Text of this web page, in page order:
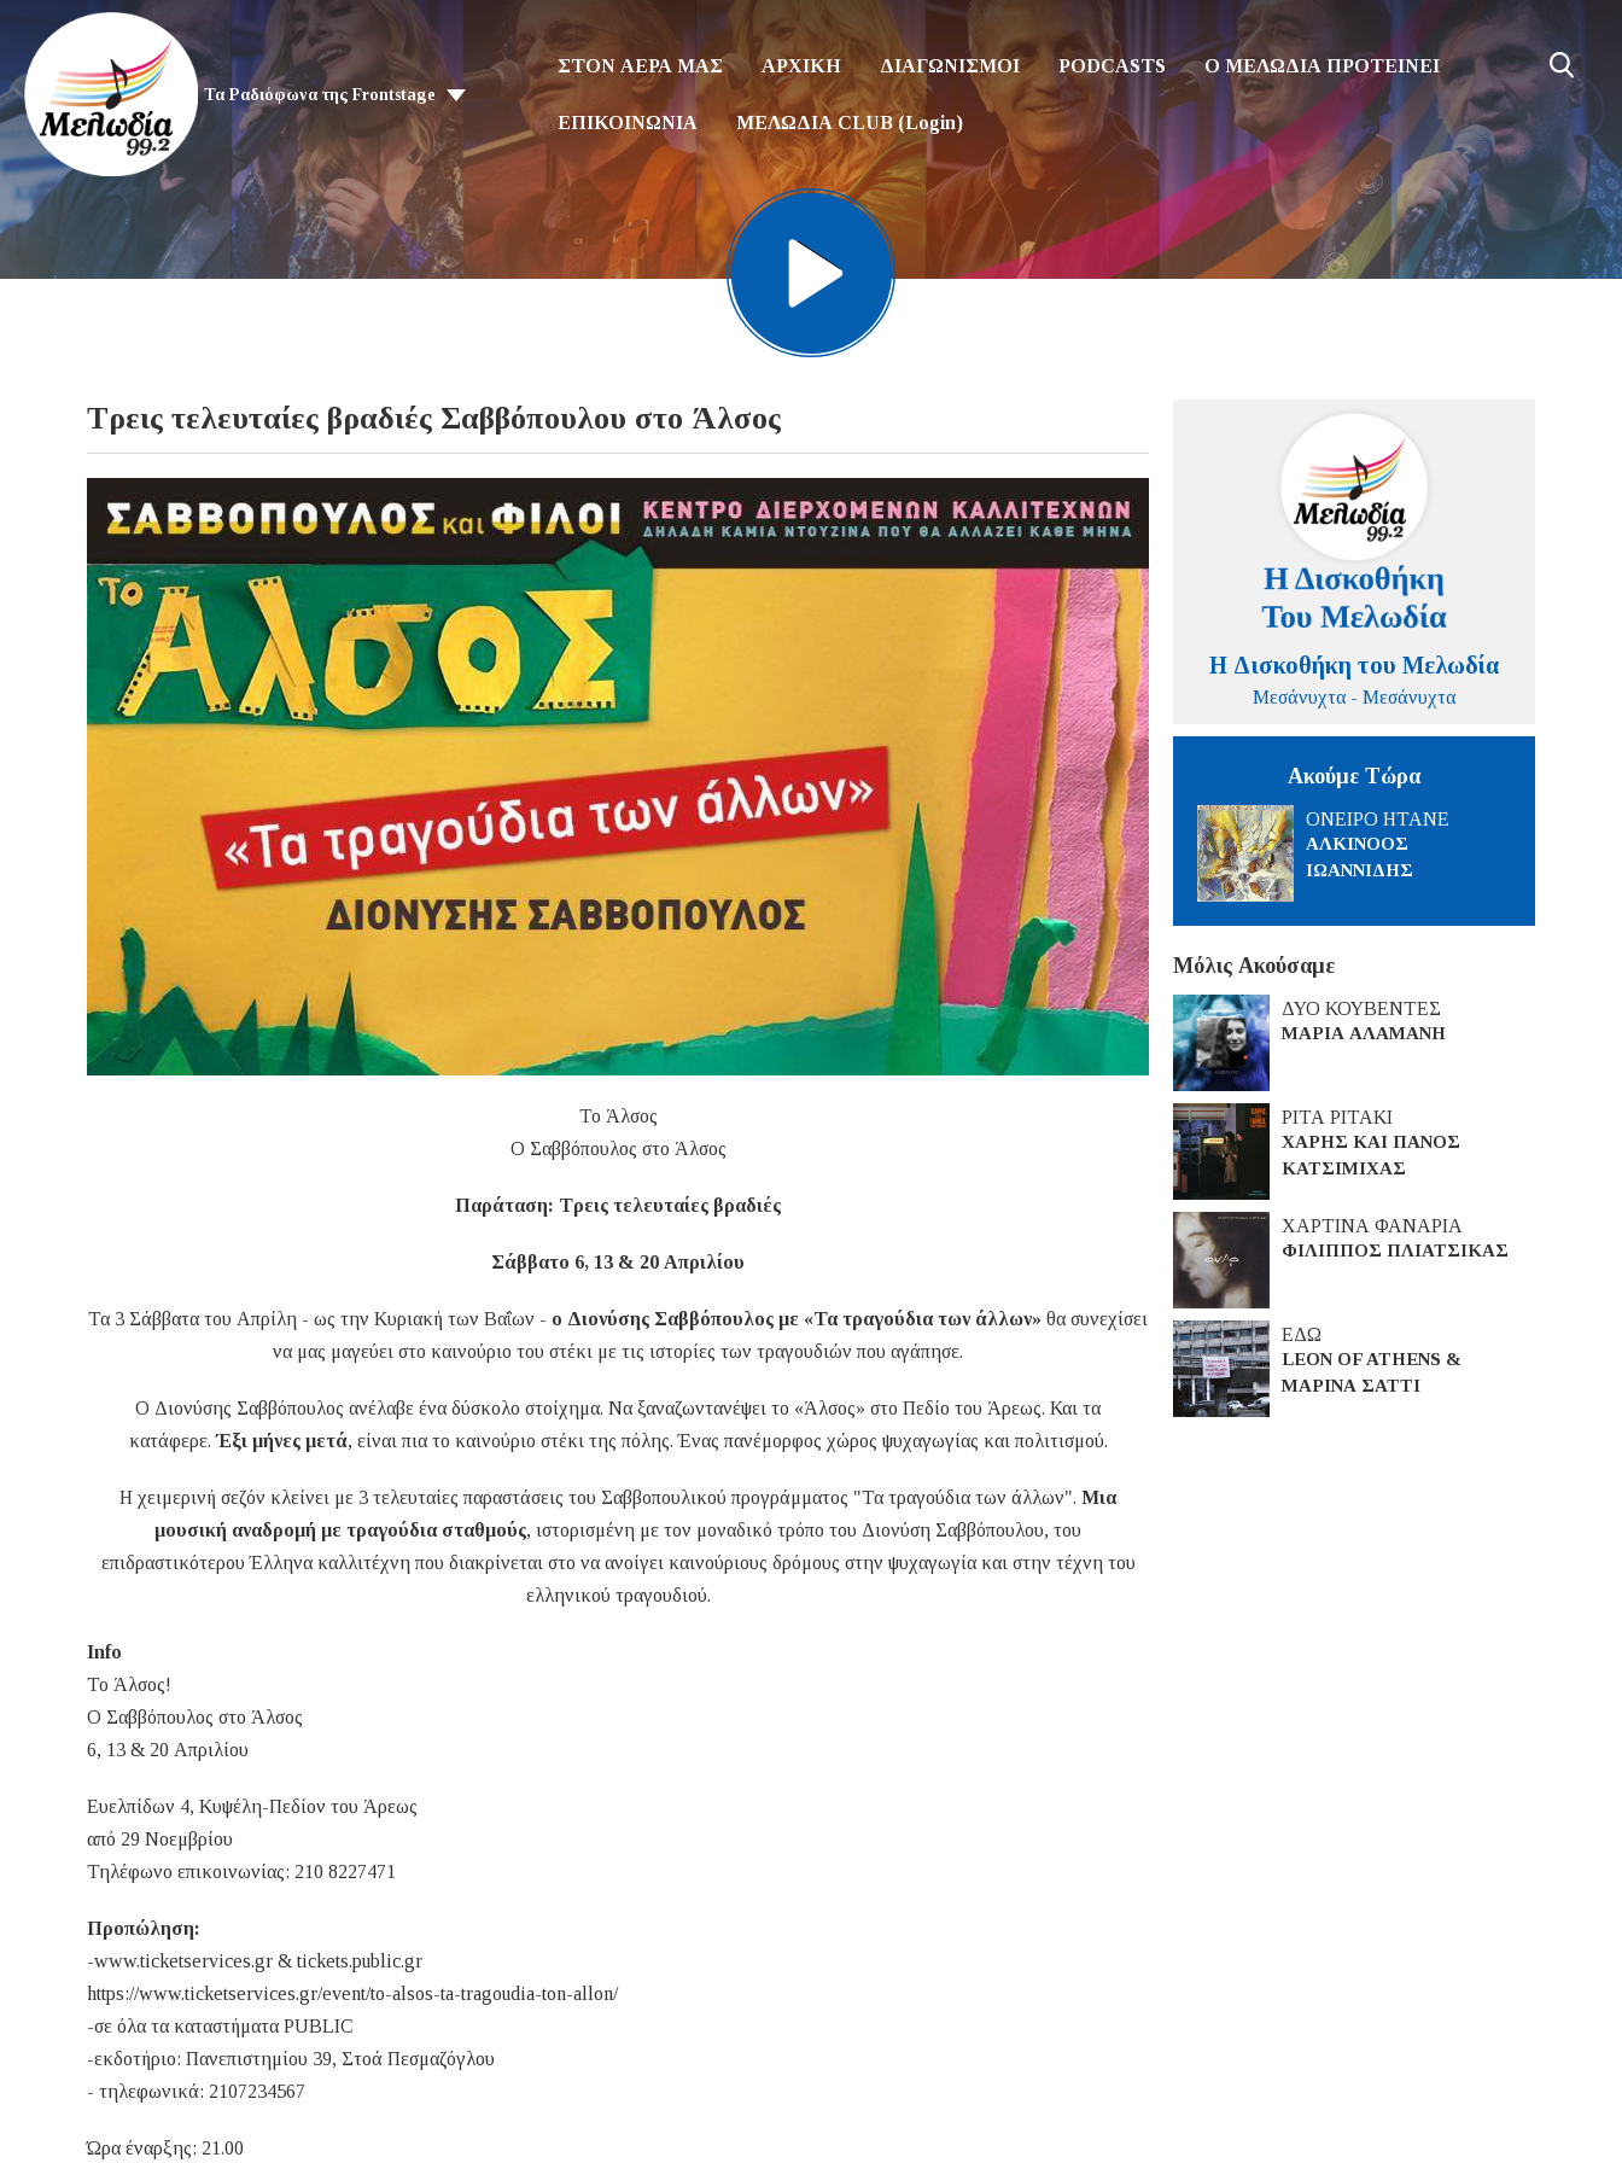
Τα Ραδιόφωνα της Frontstage
ΣΤΟΝ ΑΕΡΑ ΜΑΣ ΑΡΧΙΚΗ ΔΙΑΓΩΝΙΣΜΟΙ PODCASTS Ο ΜΕΛΩΔΙΑ ΠΡΟΤΕΙΝΕΙ
ΕΠΙΚΟΙΝΩΝΙΑ ΜΕΛΩΔΙΑ CLUB (Login)
Τρεις τελευταίες βραδιές Σαββόπουλου στο Άλσος
Το Άλσος
Ο Σαββόπουλος στο Άλσος
Παράταση: Τρεις τελευταίες βραδιές
Σάββατο 6, 13 & 20 Απριλίου
Τα 3 Σάββατα του Απρίλη - ως την Κυριακή των Βαΐων - ο Διονύσης Σαββόπουλος με «Τα τραγούδια των άλλων» θα συνεχίσει
να μας μαγεύει στο καινούριο του στέκι με τις ιστορίες των τραγουδιών που αγάπησε.
Ο Διονύσης Σαββόπουλος ανέλαβε ένα δύσκολο στοίχημα. Να ξαναζωντανέψει το «Άλσος» στο Πεδίο του Άρεως. Και τα
κατάφερε.Έξι μήνες μετά, είναι πια το καινούριο στέκι της πόλης. Ένας πανέμορφος χώρος ψυχαγωγίας και πολιτισμού.
Η χειμερινή σεζόν κλείνει με 3 τελευταίες παραστάσεις του Σαββοπουλικού προγράμματος "Τα τραγούδια των άλλων". Μια
μουσική αναδρομή με τραγούδια σταθμούς, ιστορισμένη με τον μοναδικό τρόπο του Διονύση Σαββόπουλου, του
επιδραστικότερου Έλληνα καλλιτέχνη που διακρίνεται στο να ανοίγει καινούριους δρόμους στην ψυχαγωγία και στην τέχνη του
ελληνικού τραγουδιού.
Info
Το Άλσος!
Ο Σαββόπουλος στο Άλσος
6, 13 & 20 Απριλίου
Ευελπίδων 4, Κυψέλη-Πεδίον του Άρεως
από 29 Νοεμβρίου
Τηλέφωνο επικοινωνίας: 210 8227471
Προπώληση:
-www.ticketservices.gr & tickets.public.gr
https://www.ticketservices.gr/event/to-alsos-ta-tragoudia-ton-allon/
-σε όλα τα καταστήματα PUBLIC
-εκδοτήριο: Πανεπιστημίου 39, Στοά Πεσμαζόγλου
- τηλεφωνικά: 2107234567
Ώρα έναρξης: 21.00
Η Δισκοθήκη του Μελωδία
Μεσάνυχτα - Μεσάνυχτα
Ακούμε Τώρα
ΟΝΕΙΡΟ ΗΤΑΝΕ
ΑΛΚΙΝΟΟΣ
ΙΩΑΝΝΙΔΗΣ
Μόλις Ακούσαμε
ΔΥΟ ΚΟΥΒΕΝΤΕΣ
ΜΑΡΙΑ ΑΛΑΜΑΝΗ
ΡΙΤΑ ΡΙΤΑΚΙ
ΧΑΡΗΣ ΚΑΙ ΠΑΝΟΣ
ΚΑΤΣΙΜΙΧΑΣ
ΧΑΡΤΙΝΑ ΦΑΝΑΡΙΑ
ΦΙΛΙΠΠΟΣ ΠΛΙΑΤΣΙΚΑΣ
ΕΔΩ
LEON OF ATHENS &
ΜΑΡΙΝΑ ΣΑΤΤΙ